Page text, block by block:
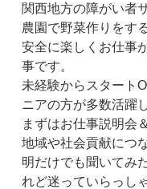
関西地方の障がい者
農園で野菜作りをす
安全に楽しくお仕事
事です。
未経験からスタート
ニアの方が多数活躍
まずはお仕事説明会
地域や社会貢献につ
明だけでも聞いてみ
れど迷っていらっし